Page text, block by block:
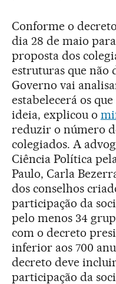
Conforme o
dia 28 de maio
proposta dos
estruturas que não
Governo vai
estabelecerá os
ideia, explicou o
reduzir o número
colegiados. A
Ciência Política
Paulo, Carla
dos conselhos
participação da
pelo menos 34
com o decreto
inferior aos 700
decreto deve
participação da